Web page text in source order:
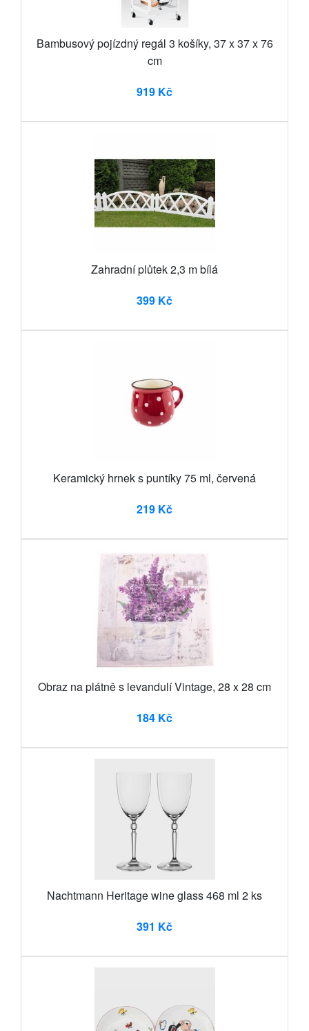
Bambusový pojízdný regál 3 košíky, 37 x 37 x 76
cm
919 Kč
Zahradní plůtek 2,3 m bílá
399 Kč
Keramický hrnek s puntíky 75 ml, červená
219 Kč
Obraz na plátně s levandulí Vintage, 28 x 28 cm
184 Kč
Nachtmann Heritage wine glass 468 ml 2 ks
391 Kč